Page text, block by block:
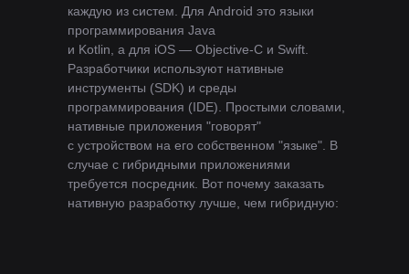
каждую из систем. Для Android это языки
программирования Java
и Kotlin, а для iOS — Objective-C и Swift.
Разработчики используют нативные
инструменты (SDK) и среды
программирования (IDE). Простыми словами,
нативные приложения "говорят"
с устройством на его собственном "языке". В
случае с гибридными приложениями
требуется посредник. Вот почему заказать
нативную разработку лучше, чем гибридную: